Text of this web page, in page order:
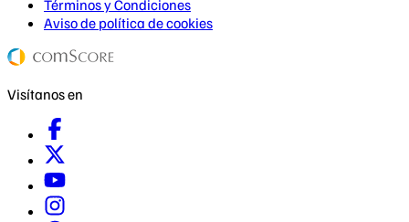
Términos y Condiciones
Aviso de política de cookies
Visítanos en